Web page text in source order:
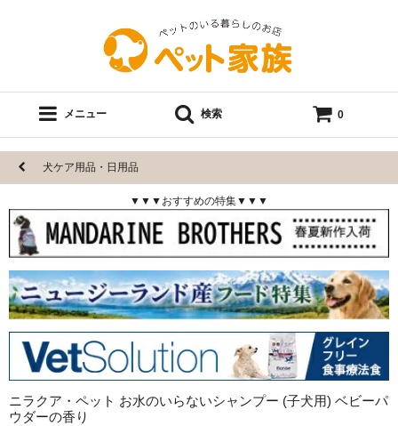
メニュー 検索 0
犬ケア用品・日用品
▼▼▼おすすめの特集▼▼▼
ニラクア・ペット お水のいらないシャンプー (子犬用) ベビーパ
ウダーの香り